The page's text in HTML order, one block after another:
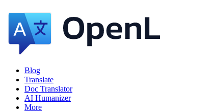
Blog
Translate
Doc Translator
AI Humanizer
More